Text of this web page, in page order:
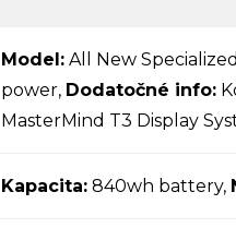
Model: All New
power, Dodatočné info:
MasterMind T3 Display
Kapacita: 840wh battery,